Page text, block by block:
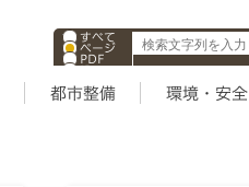
すべて
ページ
PDF
ID
都市整備 環境・安全